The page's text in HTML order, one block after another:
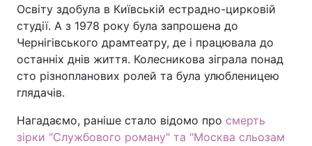
Освіту здобула в Київській естрадно-цирковій
студії. А з 1978 року була запрошена до
Чернігівського драмтеатру, де і працювала до
останніх днів життя. Колесникова зіграла понад
сто різнопланових ролей та була улюбленицею
глядачів.
Нагадаємо, раніше стало відомо про смерть
зірки "Службового роману" та "Москва сльозам